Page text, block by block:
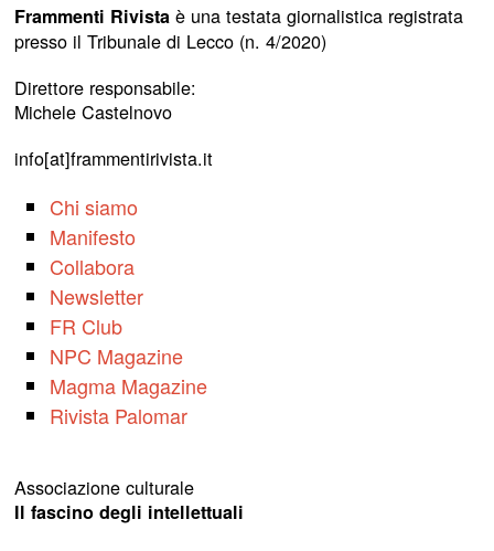
Frammenti Rivistaè una testata giornalistica registrata
presso il Tribunale di Lecco (n. 4/2020)
Direttore responsabile:
Michele Castelnovo
info[at]frammentirivista.it
Chi siamo
Manifesto
Collabora
Newsletter
FR Club
NPC Magazine
Magma Magazine
Rivista Palomar
Associazione culturale
Il fascino degli intellettuali